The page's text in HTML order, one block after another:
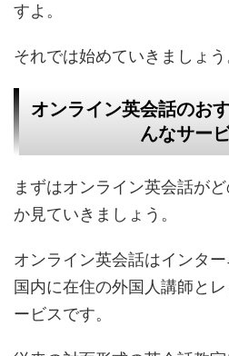
すよ。
それでは始めていきましょう
オンライン英会話のお
んなサー
まずはオンライン英会話が
か見ていきましょう。
オンライン英会話はインタ
国内に在住の外国人講師と
ービスです。